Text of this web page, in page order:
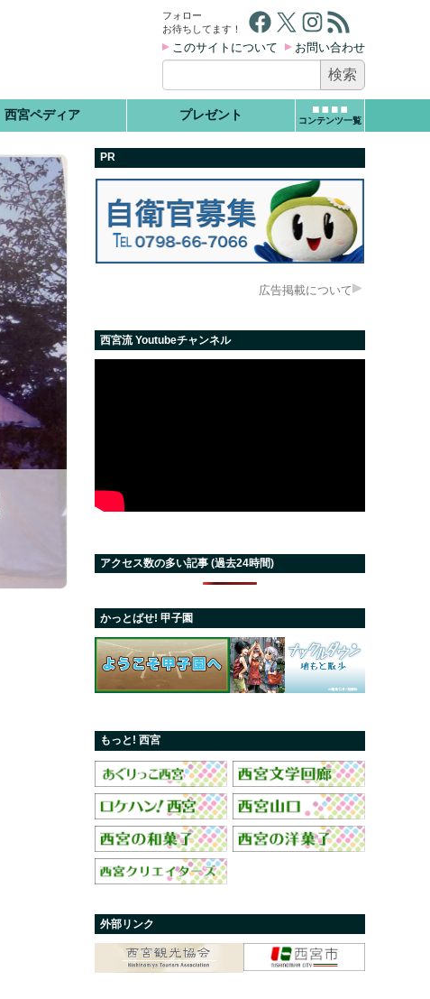
西宮ペディア プレゼント コンテンツ一覧
フォロー
お待ちしてます！
Facebook X Instagram RSS フィード
このサイトについて お問い合わせ
索:
PR
広告掲載について
西宮流 Youtubeチャンネル
アクセス数の多い記事 (過去24時間)
かっとばせ! 甲子園
もっと! 西宮
外部リンク